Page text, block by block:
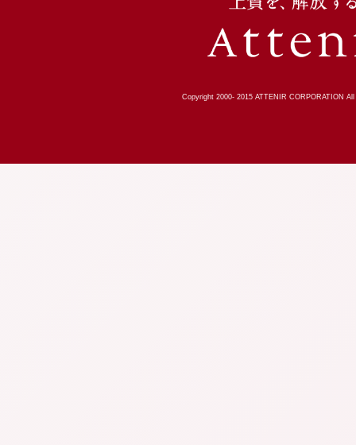
Copyright 2000- 2015ATTENIR CORPORATION